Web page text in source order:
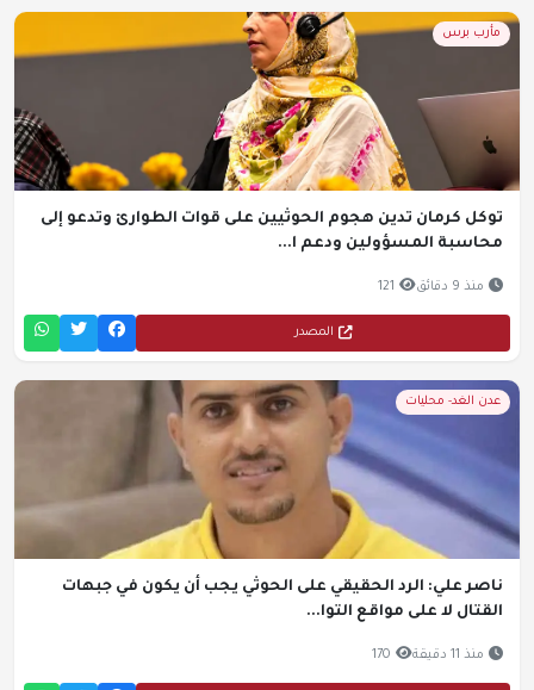
مأرب برس
توكل كرمان تدين هجوم الحوثيين على قوات الطوارئ وتدعو إلى
محاسبة المسؤولين ودعم ا...
منذ 9 دقائق 121
المصدر
عدن الغد- محليات
ناصر علي: الرد الحقيقي على الحوثي يجب أن يكون في جبهات
القتال لا على مواقع التوا...
منذ 11 دقيقة 170